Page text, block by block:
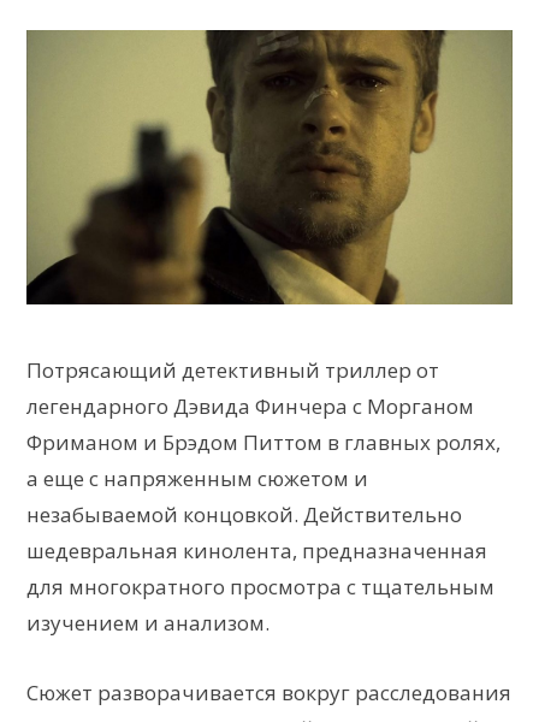
Потрясающий детективный триллер от
легендарного Дэвида Финчера с Морганом
Фриманом и Брэдом Питтом в главных ролях,
а еще с напряженным сюжетом и
незабываемой концовкой. Действительно
шедевральная кинолента, предназначенная
для многократного просмотра с тщательным
изучением и анализом.
Сюжет разворачивается вокруг расследования